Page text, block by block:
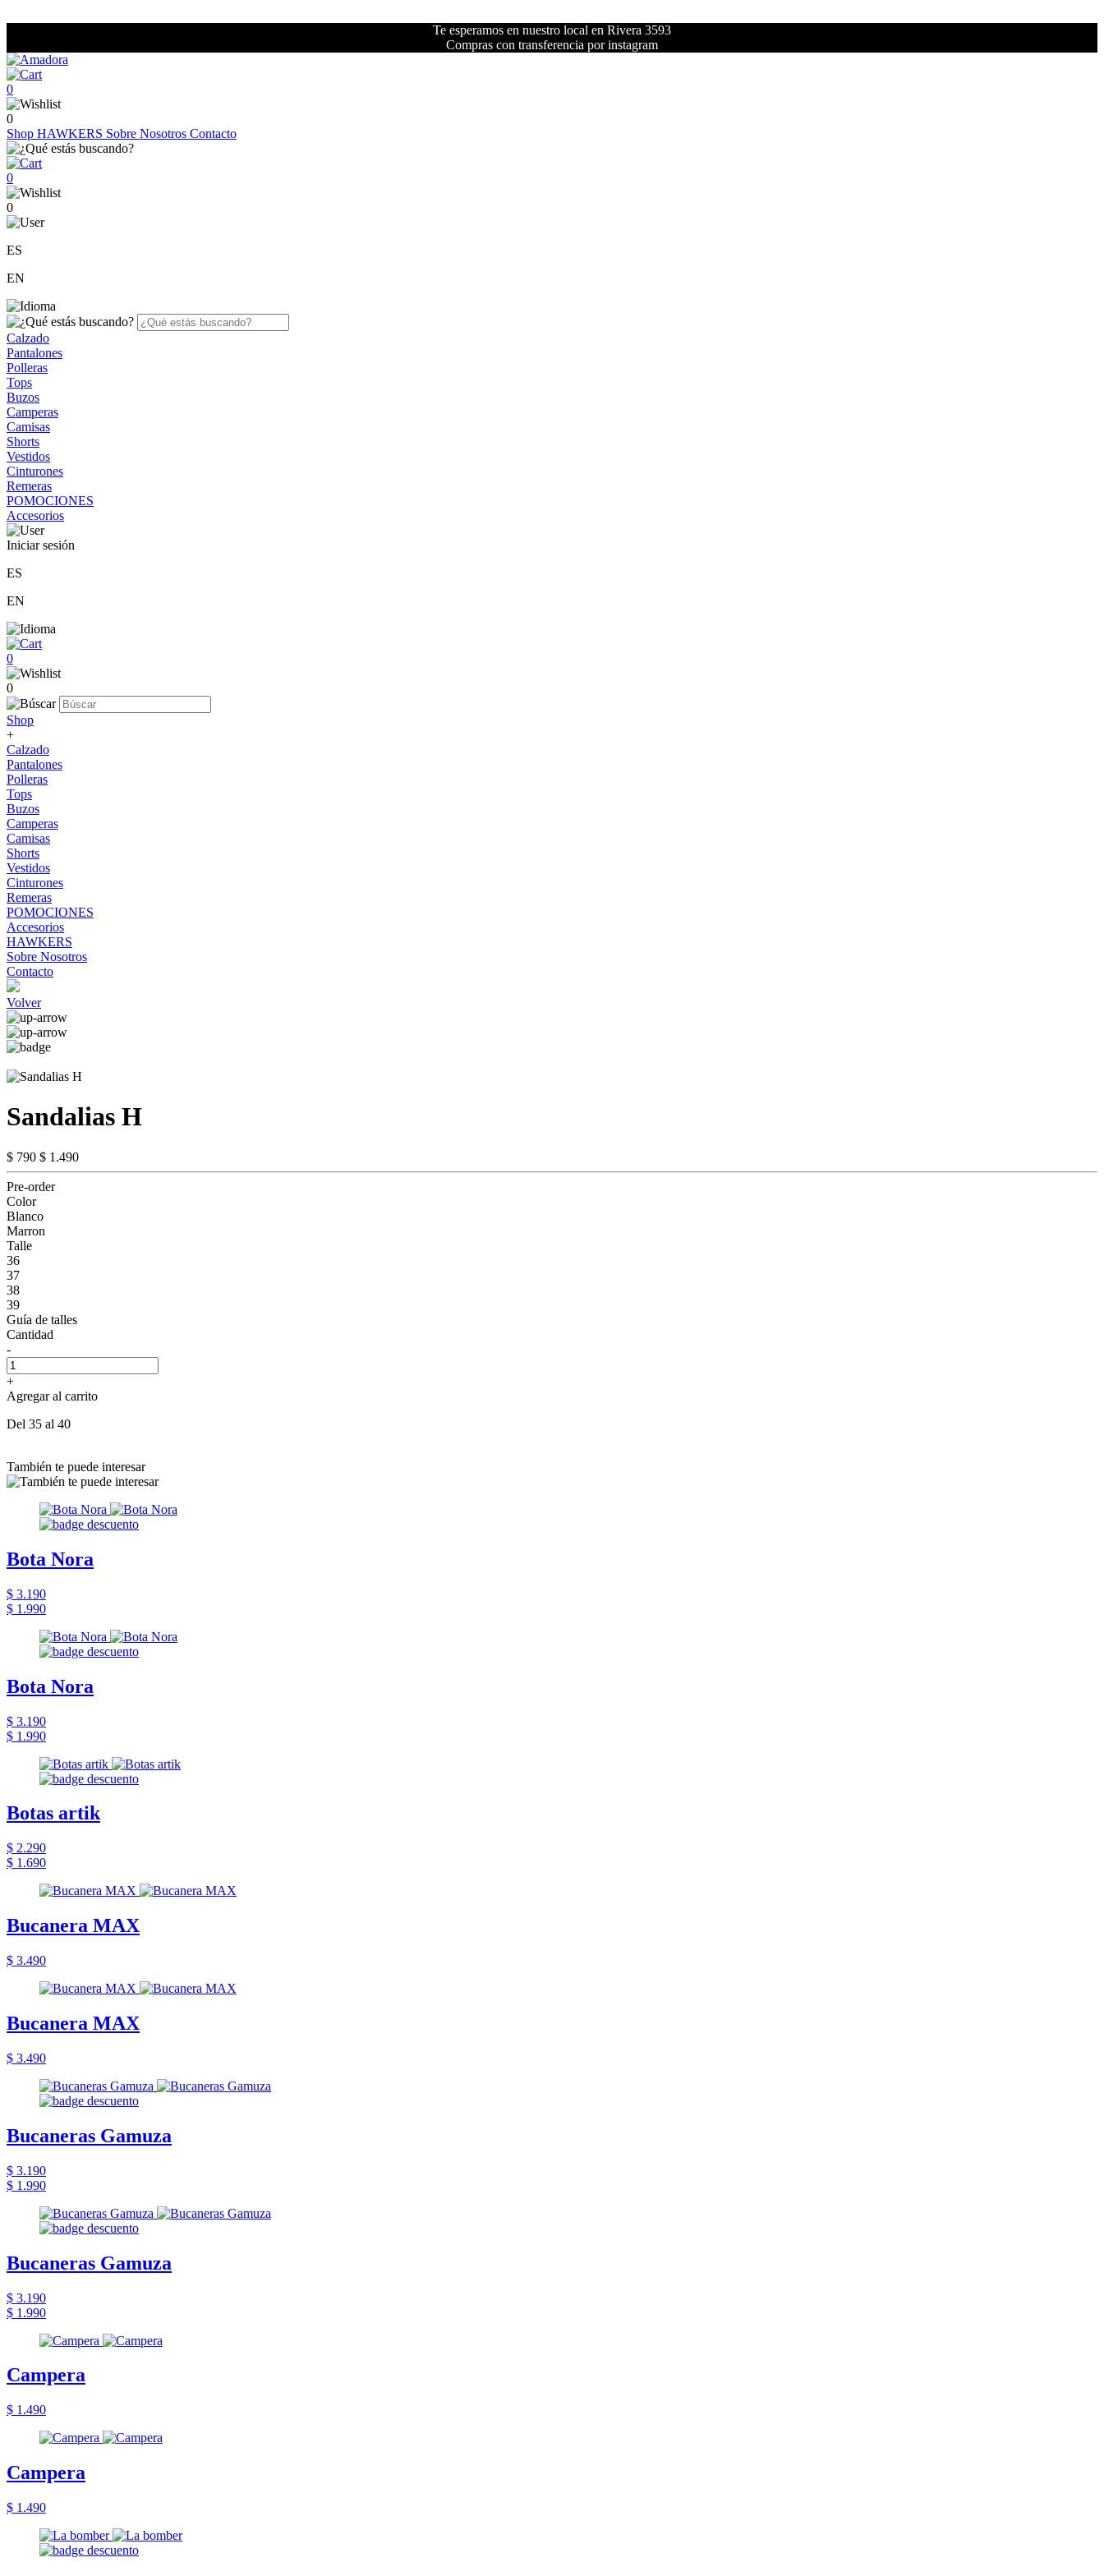
Te esperamos en nuestro local en Rivera 3593
Compras con transferencia por instagram
0
0
Shop HAWKERS Sobre Nosotros Contacto
0
0
ES
EN
Calzado
Pantalones
Polleras
Tops
Buzos
Camperas
Camisas
Shorts
Vestidos
Cinturones
Remeras
POMOCIONES
Accesorios
Iniciar sesión
ES
EN
0
0
Shop
+
Calzado
Pantalones
Polleras
Tops
Buzos
Camperas
Camisas
Shorts
Vestidos
Cinturones
Remeras
POMOCIONES
Accesorios
HAWKERS
Sobre Nosotros
Contacto
Volver
Sandalias H
$ 790 $ 1.490
Pre-order
Color
Blanco
Marron
Talle
36
37
38
39
Guía de talles
Cantidad
-
+
Agregar al carrito
Del 35 al 40
También te puede interesar
Bota Nora
$ 3.190
$ 1.990
Bota Nora
$ 3.190
$ 1.990
Botas artik
$ 2.290
$ 1.690
Bucanera MAX
$ 3.490
Bucanera MAX
$ 3.490
Bucaneras Gamuza
$ 3.190
$ 1.990
Bucaneras Gamuza
$ 3.190
$ 1.990
Campera
$ 1.490
Campera
$ 1.490